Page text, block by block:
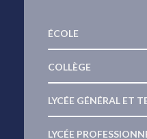
ÉCOLE
COLLÈGE
LYCÉE GÉNÉRAL ET
LYCÉE